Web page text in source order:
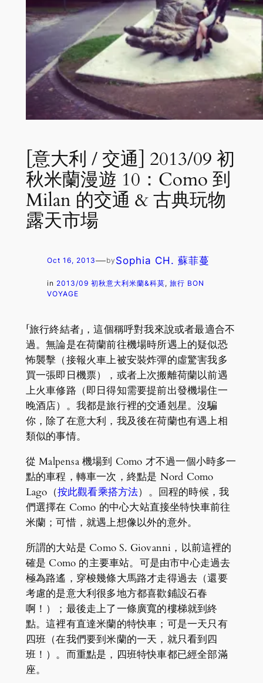
[意大利 / 交通] 2013/09 初
秋米蘭漫遊 10：Como 到
Milan 的交通 & 古典玩物
露天市場
Oct 16, 2013—by Sophia CH. 蘇菲蔓
in 2013/09 初秋意大利米蘭&科莫, 旅行 BON
VOYAGE
「旅行終結者」，這個稱呼對我來說或者最適合不
過。無論是在荷蘭前往機場時所遇上的疑似恐
怖襲擊（接報火車上被安裝炸彈的虛驚害我多
買一張即日機票），或者上次搬離荷蘭以前遇
上火車修路（即日得知需要提前出發機場住一
晚酒店）。我都是旅行裡的交通剋星。沒騙
你，除了在意大利，我及後在荷蘭也有遇上相
類似的事情。
從 Malpensa 機場到 Como 才不過一個小時多一
點的車程，轉車一次，終點是 Nord Como
Lago（按此觀看乘搭方法）。回程的時候，我
們選擇在 Como 的中心大站直接坐特快車前往
米蘭；可惜，就遇上想像以外的意外。
所謂的大站是 Como S. Giovanni，以前這裡的
確是 Como 的主要車站。可是由市中心走過去
極為路遙，穿梭幾條大馬路才走得過去（還要
考慮的是意大利很多地方都喜歡鋪設石春
啊！）；最後走上了一條廣寬的樓梯就到終
點。這裡有直達米蘭的特快車；可是一天只有
四班（在我們要到米蘭的一天，就只看到四
班！）。而重點是，四班特快車都已經全部滿
座。